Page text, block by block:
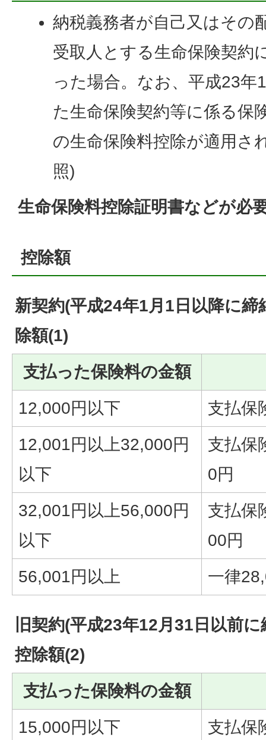
納税義務者が自己又はその
受取人とする生命保険契約
った場合。なお、平成23年
た生命保険契約等に係る保
の生命保険料控除が適用さ
照)
生命保険料控除証明書などが必
控除額
新契約(平成24年1月1日以降に
除額(1)
支払った保険料の金額
12,000円以下
支払保
12,001円以上32,000円
以下
支払保
0円
32,001円以上56,000円
以下
支払保
00円
56,001円以上
一律
旧契約(平成23年12月31日以前
控除額(2)
支払った保険料の金額
15,000円以下
支払保